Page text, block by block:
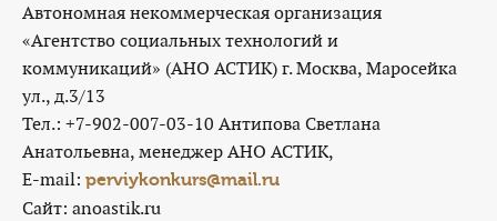
Автономная некоммерческая организация
«Агентство социальных технологий и
коммуникаций» (АНО АСТИК) г. Москва, Маросейка
ул., д.3/13
Тел.: +7-902-007-03-10 Антипова Светлана
Анатольевна, менеджер АНО АСТИК,
E-mail: perviykonkurs@mail.ru
Cайт: anoastik.ru